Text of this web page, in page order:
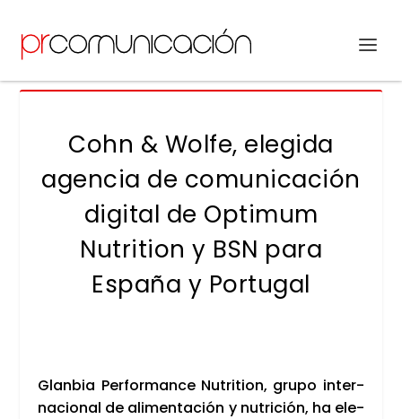
Cohn & Wolfe, elegida
agencia de comunicación
digital de Optimum
Nutrition y BSN para
España y Portugal
Glan­bia Per­for­man­ce Nutri­tion, gru­po inter­
na­cio­nal de ali­men­ta­ción y nutri­ción, ha ele­